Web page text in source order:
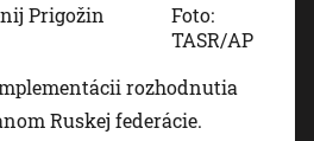
Prigožin
Foto:
TASR/AP
rozhodnutia
Ruskej federácie.